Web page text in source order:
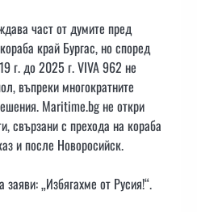
част от думите пред
край Бургас, но според
г. до 2025 г. VIVA 962 не
въпреки многократните
Maritime.bg не откри
свързани с прехода на кораба
и после Новоросийск.
„Избягахме от Русия!“.